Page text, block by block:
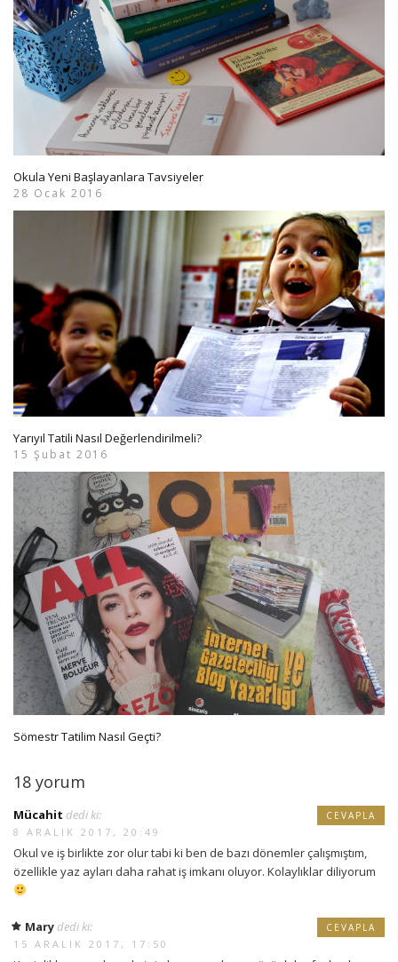
Okula Yeni Başlayanlara Tavsiyeler
28 Ocak 2016
Yarıyıl Tatili Nasıl Değerlendirilmeli?
15 Şubat 2016
Sömestr Tatilim Nasıl Geçti?
18 yorum
Mücahit dedi ki:
8 ARALIK 2017, 20:49
Okul ve iş birlikte zor olur tabi ki ben de bazı dönemler çalışmıştım,
özellikle yaz ayları daha rahat iş imkanı oluyor. Kolaylıklar diliyorum
CEVAPLA
Mary dedi ki:
15 ARALIK 2017, 17:50
CEVAPLA